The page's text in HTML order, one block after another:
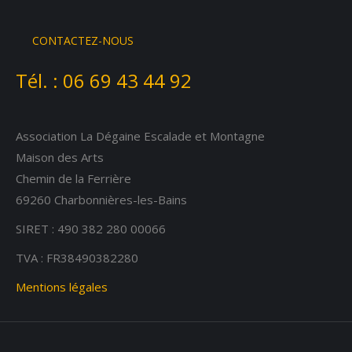
opens
new
opens
new
opens
new
CONTACTEZ-NOUS
Tél. : 06 69 43 44 92
Association La Dégaine Escalade et Montagne
Maison des Arts
Chemin de la Ferrière
69260 Charbonnières-les-Bains
SIRET : 490 382 280 00066
TVA : FR38490382280
Mentions légales